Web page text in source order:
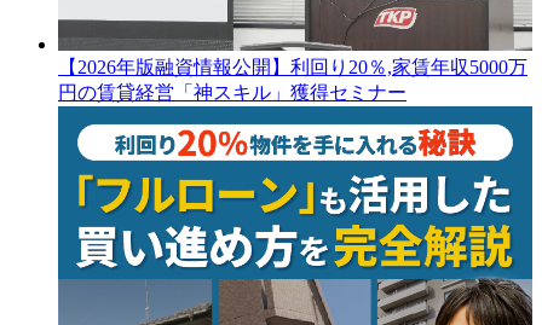
【2026年版融資情報公開】利回り20％,家賃年収5000万
円の賃貸経営「神スキル」獲得セミナー